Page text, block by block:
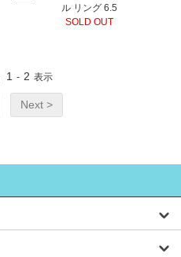
ル リング 6.5
SOLD OUT
1 - 2 表示
Next >